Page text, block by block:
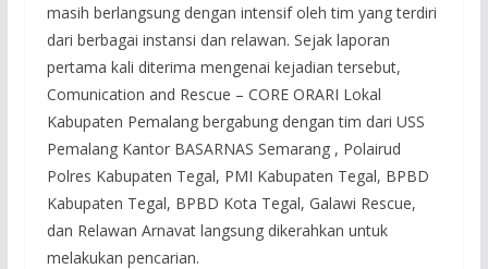
masih berlangsung dengan intensif oleh tim yang terdiri
dari berbagai instansi dan relawan. Sejak laporan
pertama kali diterima mengenai kejadian tersebut,
Comunication and Rescue – CORE ORARI Lokal
Kabupaten Pemalang bergabung dengan tim dari USS
Pemalang Kantor BASARNAS Semarang , Polairud
Polres Kabupaten Tegal, PMI Kabupaten Tegal, BPBD
Kabupaten Tegal, BPBD Kota Tegal, Galawi Rescue,
dan Relawan Arnavat langsung dikerahkan untuk
melakukan pencarian.